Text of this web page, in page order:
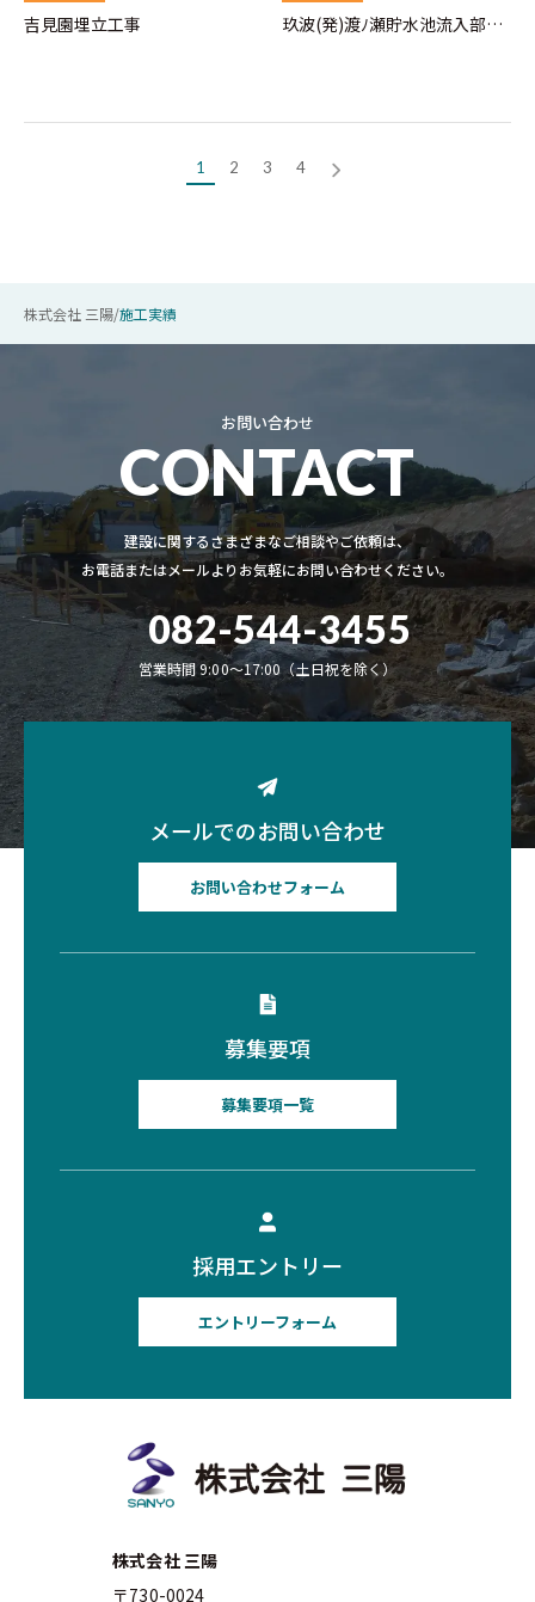
吉見園埋立工事
玖波(発)渡ﾉ瀬貯水池流入部底
1 2 3 4 »
株式会社 三陽/施工実績
お問い合わせ
CONTACT
建設に関するさまざまなご相談やご依頼は、
お電話またはメールよりお気軽にお問い合わせください。
082-544-3455
営業時間 9:00〜17:00（土日祝を除く）
メールでのお問い合わせ
お問い合わせフォーム
募集要項
募集要項一覧
採用エントリー
エントリーフォーム
株式会社 三陽
〒730-0024